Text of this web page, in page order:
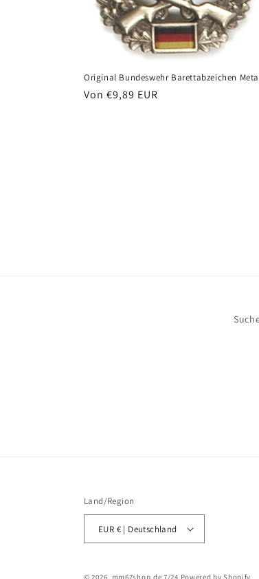
Original Bundeswehr Barettabzeichen
Normaler
Von €9,89 EUR
Land/Region
EUR € | Deutschland
© 2026, mm67shop.de 7/24 Powered by Shopify